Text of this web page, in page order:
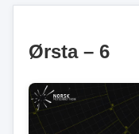
Ørsta – 6